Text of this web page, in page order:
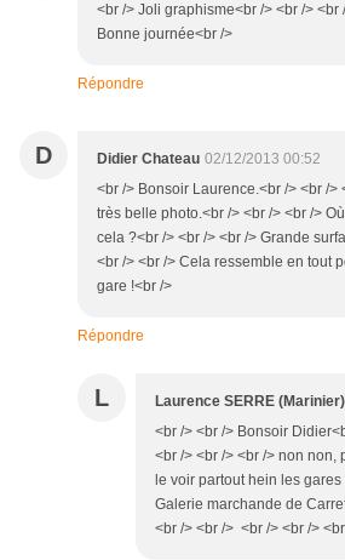
<br /> Joli graphisme<br /> <br /> <br
Bonne journée<br />
Répondre
D Didier Chateau 02/12/2013 00:52
<br /> Bonsoir Laurence.<br /> <br />
très belle photo.<br /> <br /> <br />
cela ?<br /> <br /> <br /> Grande
<br /> <br /> Cela ressemble en tout
gare !<br />
Répondre
L Laurence SERRE (Marinier)
<br /> <br /> Bonsoir
<br /> <br /> <br /> non non,
le voir partout hein les
Galerie marchande de
<br /> <br /> <br /> <br />